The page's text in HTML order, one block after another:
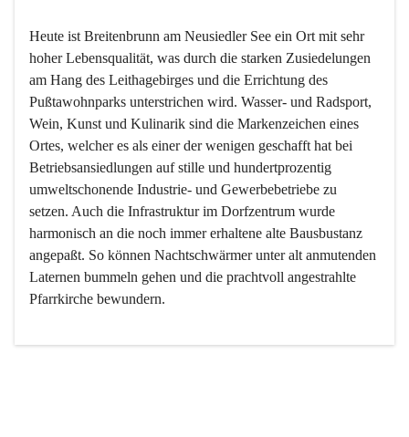
Heute ist Breitenbrunn am Neusiedler See ein Ort mit sehr
hoher Lebensqualität, was durch die starken Zusiedelungen
am Hang des Leithagebirges und die Errichtung des
Pußtawohnparks unterstrichen wird. Wasser- und Radsport,
Wein, Kunst und Kulinarik sind die Markenzeichen eines
Ortes, welcher es als einer der wenigen geschafft hat bei
Betriebsansiedlungen auf stille und hundertprozentig
umweltschonende Industrie- und Gewerbebetriebe zu
setzen. Auch die Infrastruktur im Dorfzentrum wurde
harmonisch an die noch immer erhaltene alte Bausbustanz
angepaßt. So können Nachtschwärmer unter alt anmutenden
Laternen bummeln gehen und die prachtvoll angestrahlte
Pfarrkirche bewundern.
Der Weinbau dominert heute nicht mehr, ist aber integrativer